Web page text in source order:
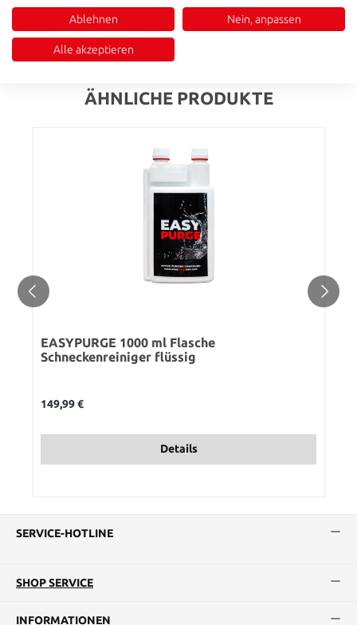
Beutel…Mehr
Bewertungen
ÄHNLICHE PRODUKTE
EASYPURGE 1000 ml Flasche
Schneckenreiniger flüssig
149,99 €
Details
SERVICE-HOTLINE
SHOP SERVICE
INFORMATIONEN
Ablehnen Nein, anpassen
Alle akzeptieren